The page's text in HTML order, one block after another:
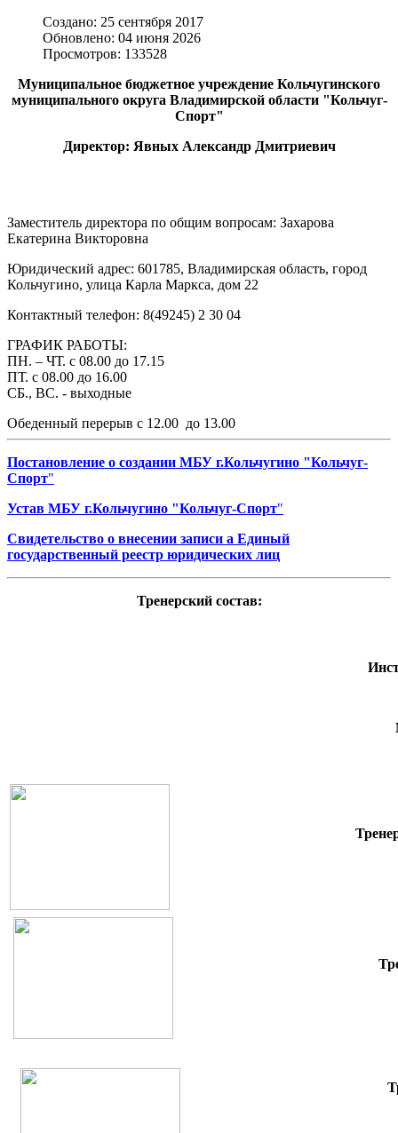
Создано: 25 сентября 2017
Обновлено: 04 июня 2026
Просмотров: 133528
Муниципальное бюджетное учреждение Кольчугинского
муниципального округа Владимирской области "Кольчуг-
Спорт"
Директор: Явных Александр Дмитриевич
Заместитель директора по общим вопросам: Захарова
Екатерина Викторовна
Юридический адрес: 601785, Владимирская область, город
Кольчугино, улица Карла Маркса, дом 22
Контактный телефон: 8(49245) 2 30 04
ГРАФИК РАБОТЫ:
ПН. – ЧТ. с 08.00 до 17.15
ПТ. с 08.00 до 16.00
СБ., ВС. - выходные
Обеденный перерыв с 12.00 до 13.00
Постановление о создании МБУ г.Кольчугино "Кольчуг-
Спорт"
Устав МБУ г.Кольчугино "Кольчуг-Спорт"
Свидетельство о внесении записи а Единый
государственный реестр юридических лиц
Тренерский состав: